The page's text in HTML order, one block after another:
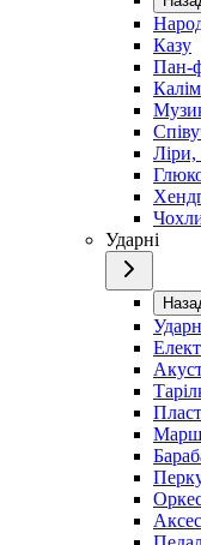
Казу
Пан-
Ліри,
Ударні